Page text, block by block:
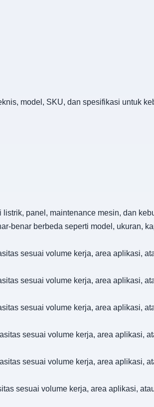
model, SKU, dan spesifikasi untuk
panel, maintenance mesin, dan
benar berbeda seperti model, ukuran,
sesuai volume kerja, area aplikasi,
sesuai volume kerja, area aplikasi,
sesuai volume kerja, area aplikasi,
sesuai volume kerja, area aplikasi,
sesuai volume kerja, area aplikasi,
sesuai volume kerja, area aplikasi,